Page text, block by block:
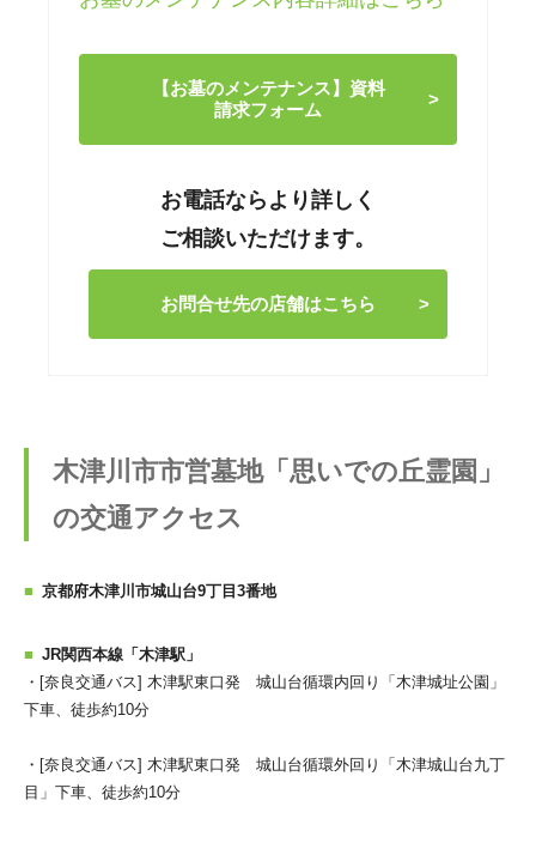
【お墓のメンテナンス】資料
請求フォーム
お電話ならより詳しく
ご相談いただけます。
お問合せ先の店舗はこちら
木津川市市営墓地「思いでの丘霊園」
の交通アクセス
京都府木津川市城山台9丁目3番地
JR関西本線「木津駅」
・[奈良交通バス] 木津駅東口発 城山台循環内回り「木津城址公園」
下車、徒歩約10分
・[奈良交通バス] 木津駅東口発 城山台循環外回り「木津城山台九丁
目」下車、徒歩約10分